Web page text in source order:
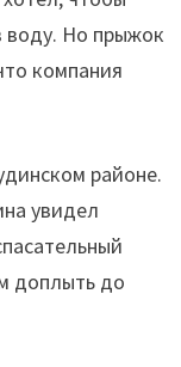
воду. Но прыжок
компания
районе.
увидел
доплыть до